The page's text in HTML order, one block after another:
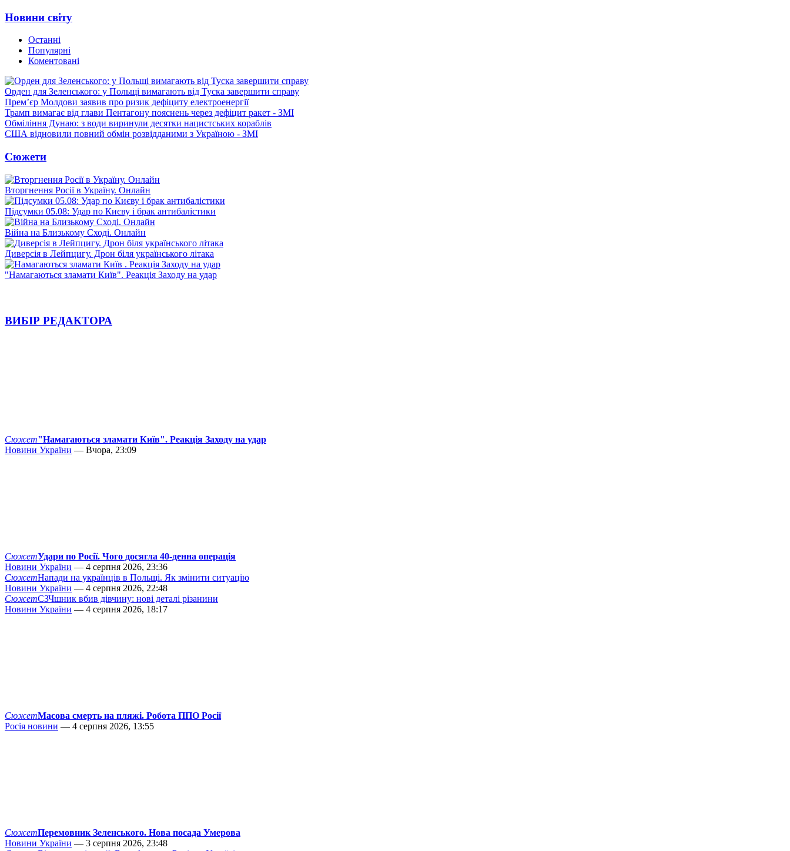
Новини світу
Останні
Популярні
Коментовані
Орден для Зеленського: у Польщі вимагають від Туска завершити справу
Прем’єр Молдови заявив про ризик дефіциту електроенергії
Трамп вимагає від глави Пентагону пояснень через дефіцит ракет - ЗМІ
Обміління Дунаю: з води виринули десятки нацистських кораблів
США відновили повний обмін розвідданими з Україною - ЗМІ
Сюжети
Вторгнення Росії в Україну. Онлайн
Підсумки 05.08: Удар по Києву і брак антибалістики
Війна на Близькому Сході. Онлайн
Диверсія в Лейпцигу. Дрон біля українського літака
"Намагаються зламати Київ". Реакція Заходу на удар
ВИБІР РЕДАКТОРА
Сюжет"Намагаються зламати Київ". Реакція Заходу на удар
Новини України — Вчора, 23:09
СюжетУдари по Росії. Чого досягла 40-денна операція
Новини України — 4 серпня 2026, 23:36
СюжетНапади на українців в Польщі. Як змінити ситуацію
Новини України — 4 серпня 2026, 22:48
СюжетСЗЧшник вбив дівчину: нові деталі різанини
Новини України — 4 серпня 2026, 18:17
СюжетМасова смерть на пляжі. Робота ППО Росії
Росія новини — 4 серпня 2026, 13:55
СюжетПеремовник Зеленського. Нова посада Умерова
Новини України — 3 серпня 2026, 23:48